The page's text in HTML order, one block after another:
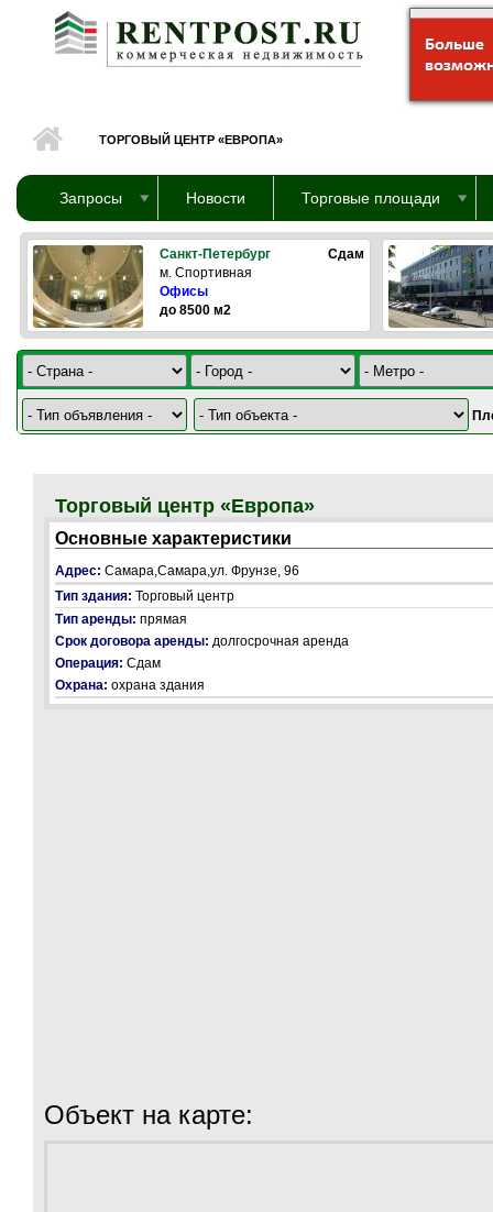
Перейти к основному содержанию
ТОРГОВЫЙ ЦЕНТР «ЕВРОПА»
Запросы Новости Торговые площади
Санкт-Петербург
Сдам
м. Спортивная
Офисы
до 8500 м2
Торговый центр «Европа»
Основные характеристики
Адрес: Самара,Самара,ул. Фрунзе, 96
Тип здания: Торговый центр
Тип аренды: прямая
Срок договора аренды: долгосрочная аренда
Операция: Сдам
Охрана: охрана здания
Объект на карте: